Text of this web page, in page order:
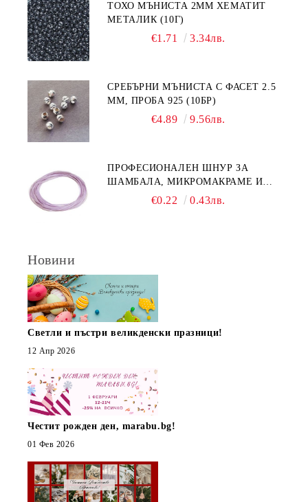
ТОХО МЪНИСТА 2ММ ХЕМАТИТ
МЕТАЛИК (10Г)
€1.71 3.34лв.
СРЕБЪРНИ МЪНИСТА С ФАСЕТ 2.5
ММ, ПРОБА 925 (10БР)
€4.89 9.56лв.
ПРОФЕСИОНАЛЕН ШНУР ЗА
ШАМБАЛА, МИКРОМАКРАМЕ И
ВЪЗЛИ,GRIFFIN, ЦВЯТ ЛЮЛЯК1ММ
€0.22 0.43лв.
Новини
Светли и пъстри великденски празници!
12 Апр 2026
Честит рожден ден, marabu.bg!
01 Фев 2026